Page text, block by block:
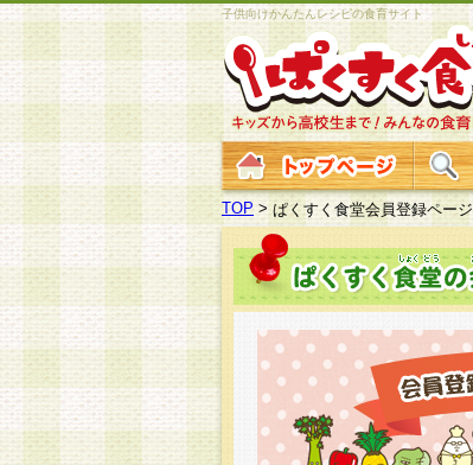
子供向けかんたんレシピの食育サイト
TOP >ぱくすく食堂会員登録ページ